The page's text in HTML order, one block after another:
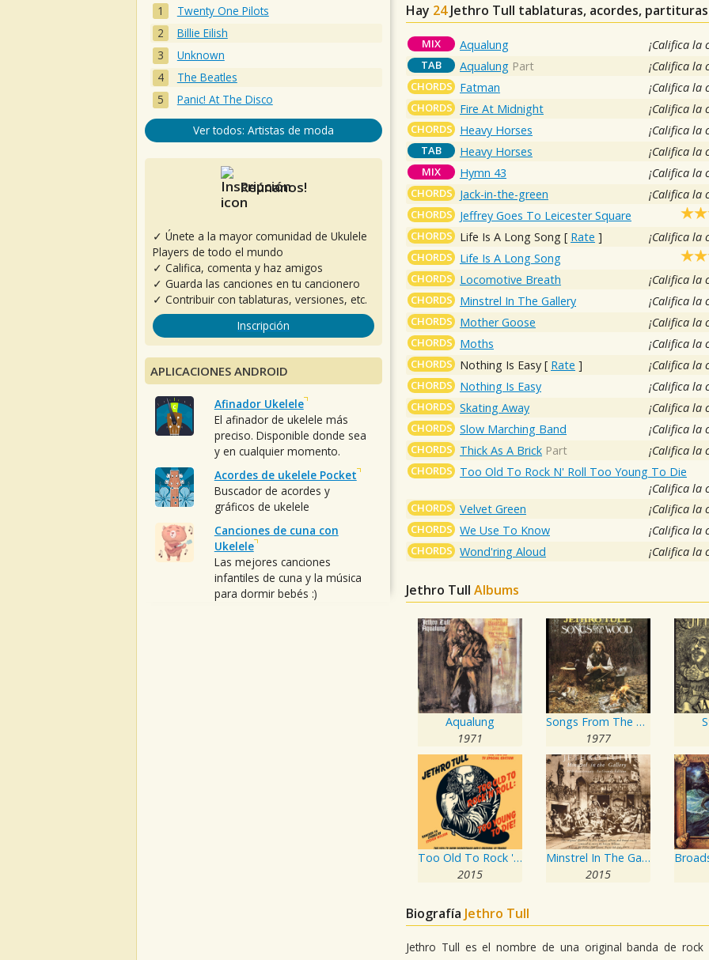
Hay 24 Jethro Tull tablaturas, acordes,
MIX Aqualung ¡Califica la
TAB Aqualung Part ¡Califica la
CHORDS Fatman ¡Califica la
CHORDS Fire At Midnight ¡Califica la
CHORDS Heavy Horses ¡Califica la
TAB Heavy Horses ¡Califica la
MIX Hymn 43 ¡Califica la
CHORDS Jack-in-the-green ¡Califica la
CHORDS Jeffrey Goes To Leicester Square
CHORDS Life Is A Long Song [ Rate ] ¡Califica la
CHORDS Life Is A Long Song
CHORDS Locomotive Breath ¡Califica la
CHORDS Minstrel In The Gallery ¡Califica la
CHORDS Mother Goose ¡Califica la
CHORDS Moths ¡Califica la
CHORDS Nothing Is Easy [ Rate ] ¡Califica la
CHORDS Nothing Is Easy ¡Califica la
CHORDS Skating Away ¡Califica la
CHORDS Slow Marching Band ¡Califica la
CHORDS Thick As A Brick Part ¡Califica la
CHORDS Too Old To Rock N' Roll Too Young To Die
¡Califica la
CHORDS Velvet Green ¡Califica la
CHORDS We Use To Know ¡Califica la
CHORDS Wond'ring Aloud ¡Califica la
Jethro Tull Albums
Aqualung
1971
Songs From The Wood
1977
Too Old To Rock 'N' Roll: Too Young To Die!
2015
Minstrel In The Gallery
2015
Biografía Jethro Tull
Jethro Tull es el nombre de una original banda de rock
Twenty One Pilots
Billie Eilish
Unknown
The Beatles
Panic! At The Disco
Ver todos: Artistas de moda
Reúnanos!
✓ Únete a la mayor comunidad de Ukulele
Players de todo el mundo
✓ Califica, comenta y haz amigos
✓ Guarda las canciones en tu cancionero
✓ Contribuir con tablaturas, versiones, etc.
Inscripción
APLICACIONES ANDROID
Afinador Ukelele
El afinador de ukelele más
preciso. Disponible donde sea
y en cualquier momento.
Acordes de ukelele Pocket
Buscador de acordes y
gráficos de ukelele
Canciones de cuna con
Ukelele
Las mejores canciones
infantiles de cuna y la música
para dormir bebés :)